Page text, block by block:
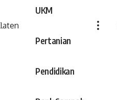
UKM
Pertanian
Pendidikan